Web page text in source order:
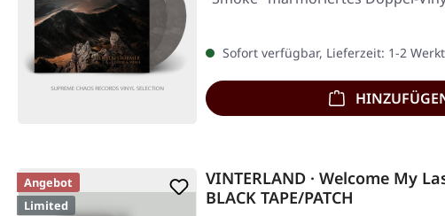
Sofort verfügbar, Lieferzeit: 1-2
Angebot
Limited
VINTERLAND · Welcome My
BLACK TAPE/PATCH